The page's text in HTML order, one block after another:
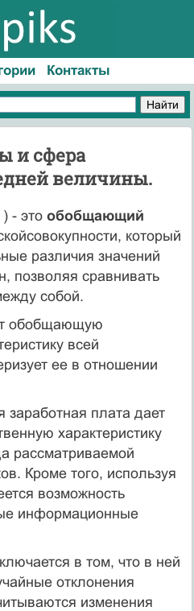
Контакты
и сфера
величины.
) - это обобщающий
который
различия значений
позволяя сравнивать
собой.
обобщающую
всей
ее в отношении
заработная плата дает
характеристику
рассматриваемой
Кроме того, используя
возможность
информационные
в том, что в ней
отклонения
изменения